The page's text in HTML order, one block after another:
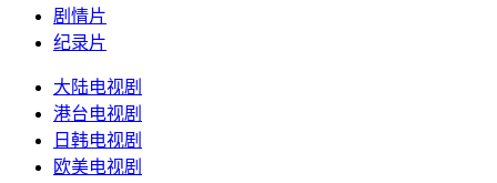
剧情片
纪录片
大陆电视剧
港台电视剧
日韩电视剧
欧美电视剧